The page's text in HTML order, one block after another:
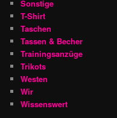
Sonstige
T-Shirt
Taschen
Tassen & Becher
Trainingsanzüge
Trikots
Westen
Wir
Wissenswert